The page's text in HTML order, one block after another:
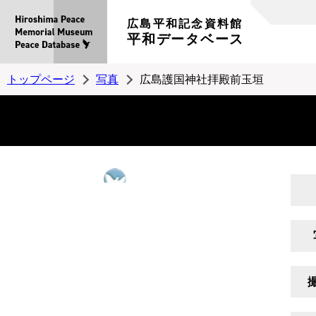
広島平和記念資料館
平和データベース
トップページ 写真 広島護国神社拝殿前玉垣